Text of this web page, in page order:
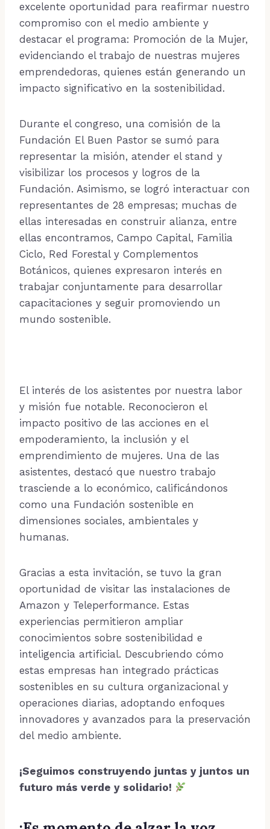
excelente oportunidad para reafirmar nuestro
compromiso con el medio ambiente y
destacar el programa: Promoción de la Mujer,
evidenciando el trabajo de nuestras mujeres
emprendedoras, quienes están generando un
impacto significativo en la sostenibilidad.
Durante el congreso, una comisión de la
Fundación El Buen Pastor se sumó para
representar la misión, atender el stand y
visibilizar los procesos y logros de la
Fundación. Asimismo, se logró interactuar con
representantes de 28 empresas; muchas de
ellas interesadas en construir alianza, entre
ellas encontramos, Campo Capital, Familia
Ciclo, Red Forestal y Complementos
Botánicos, quienes expresaron interés en
trabajar conjuntamente para desarrollar
capacitaciones y seguir promoviendo un
mundo sostenible.
El interés de los asistentes por nuestra labor
y misión fue notable. Reconocieron el
impacto positivo de las acciones en el
empoderamiento, la inclusión y el
emprendimiento de mujeres. Una de las
asistentes, destacó que nuestro trabajo
trasciende a lo económico, calificándonos
como una Fundación sostenible en
dimensiones sociales, ambientales y
humanas.
Gracias a esta invitación, se tuvo la gran
oportunidad de visitar las instalaciones de
Amazon y Teleperformance. Estas
experiencias permitieron ampliar
conocimientos sobre sostenibilidad e
inteligencia artificial. Descubriendo cómo
estas empresas han integrado prácticas
sostenibles en su cultura organizacional y
operaciones diarias, adoptando enfoques
innovadores y avanzados para la preservación
del medio ambiente.
¡Seguimos construyendo juntas y juntos un
futuro más verde y solidario!